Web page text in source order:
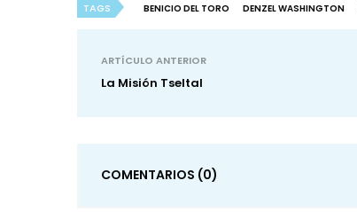
TAGS BENICIO DEL TORO DENZEL WASHINGTON
ARTÍCULO ANTERIOR
La Misión Tseltal
COMENTARIOS (0)